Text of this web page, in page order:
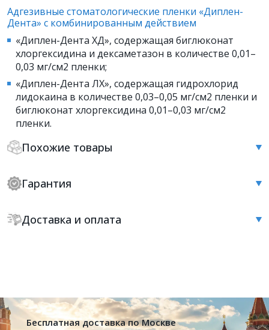
Похожие товары
Гарантия
Доставка и оплата
Адгезивные стоматологические пленки «Диплен-
Дента» с комбинированным действием
«Диплен-Дента ХД», содержащая биглюконат
хлоргексидина и дексаметазон в количестве 0,01–
0,03 мг/см2 пленки;
«Диплен-Дента ЛХ», содержащая гидрохлорид
лидокаина в количестве 0,03–0,05 мг/см2 пленки и
биглюконат хлоргексидина 0,01–0,03 мг/см2
пленки.
Бесплатная доставка по Москве